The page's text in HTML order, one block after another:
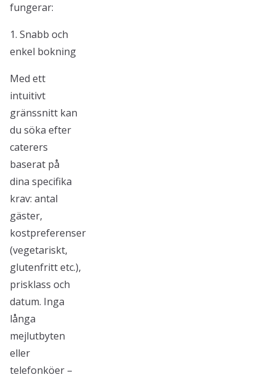
fungerar:
1. Snabb och
enkel bokning
Med ett
intuitivt
gränssnitt kan
du söka efter
caterers
baserat på
dina specifika
krav: antal
gäster,
kostpreferenser
(vegetariskt,
glutenfritt etc.),
prisklass och
datum. Inga
långa
mejlutbyten
eller
telefonköer –